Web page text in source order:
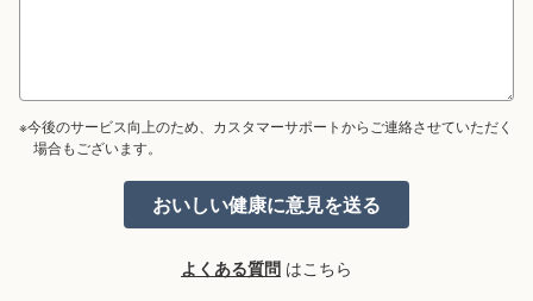
※今後のサービス向上のため、カスタマーサポートからご連絡させていただく
場合もございます。
よくある質問 はこちら